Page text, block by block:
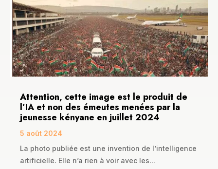
Attention, cette image est le produit de
l’IA et non des émeutes menées par la
jeunesse kényane en juillet 2024
5 août 2024
La photo publiée est une invention de l’intelligence
artificielle. Elle n’a rien à voir avec les...